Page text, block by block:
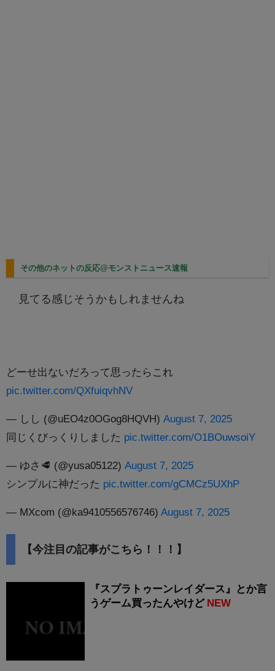
その他のネットの反応@モンストニュース速報
見てる感じそうかもしれませんね
どーせ出ないだろって思ったらこれ
pic.twitter.com/QXfuiqvhNV
— しし (@uEO4z0OGog8HQVH) August 7, 2025
同じくびっくりしました pic.twitter.com/O1BOuwsoiY
— ゆさ🥩 (@yusa05122) August 7, 2025
シンプルに神だった pic.twitter.com/gCMCz5UXhP
— MXcom (@ka9410556576746) August 7, 2025
【今注目の記事がこちら！！！】
『スプラトゥーンレイダース』とか言
うゲーム買ったんやけど NEW